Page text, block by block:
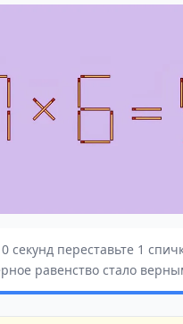
секунд переставьте 1
равенство стало